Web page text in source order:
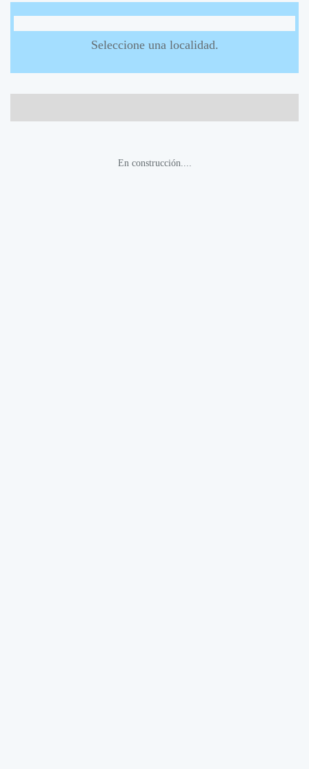
Seleccione una localidad.
En construcción....